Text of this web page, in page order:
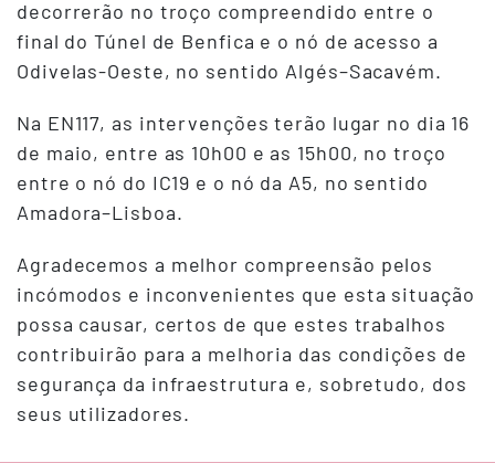
decorrerão no troço compreendido entre o
final do Túnel de Benfica e o nó de acesso a
Odivelas-Oeste, no sentido Algés–Sacavém.
Na EN117, as intervenções terão lugar no dia 16
de maio, entre as 10h00 e as 15h00, no troço
entre o nó do IC19 e o nó da A5, no sentido
Amadora–Lisboa.
Agradecemos a melhor compreensão pelos
incómodos e inconvenientes que esta situação
possa causar, certos de que estes trabalhos
contribuirão para a melhoria das condições de
segurança da infraestrutura e, sobretudo, dos
seus utilizadores.